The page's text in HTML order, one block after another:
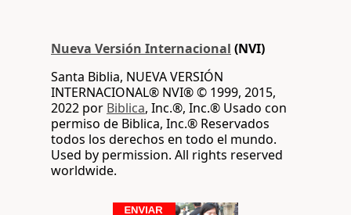
Nueva Versión Internacional (NVI)
Santa Biblia, NUEVA VERSIÓN
INTERNACIONAL® NVI® © 1999, 2015,
2022 por Biblica, Inc.®, Inc.® Usado con
permiso de Biblica, Inc.® Reservados
todos los derechos en todo el mundo.
Used by permission. All rights reserved
worldwide.